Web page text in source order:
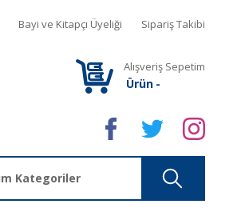
Bayi ve Kitapçı Üyeliği Sipariş Takibi
Alışveriş Sepetim
Ürün -